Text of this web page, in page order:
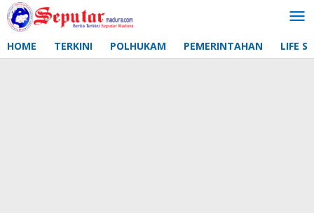
Lewati
ke
HOME TERKINI POLHUKAM PEMERINTAHAN LIFE